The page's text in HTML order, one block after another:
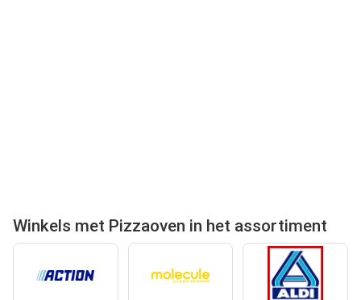
Winkels met Pizzaoven in het assortiment